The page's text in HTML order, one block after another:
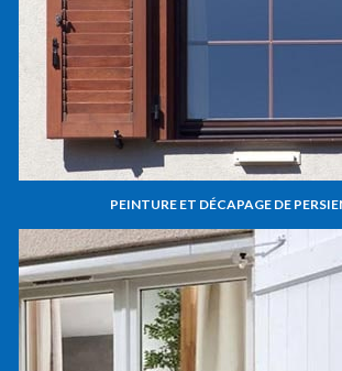
PEINTURE ET DÉCAPAGE DE